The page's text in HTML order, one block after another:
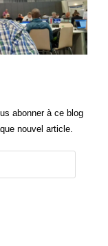
abonner à ce blog
nouvel article.